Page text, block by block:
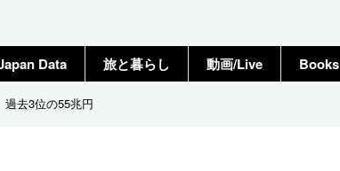
Data 旅と暮らし 動画/Live Books
去3位の55兆円